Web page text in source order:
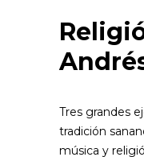
Tres grandes
tradición
música y